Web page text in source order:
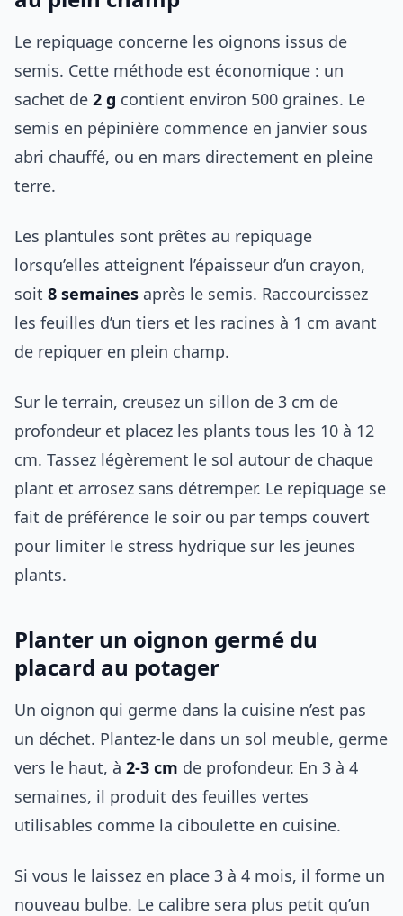
Le repiquage concerne les oignons issus de
semis. Cette méthode est économique : un
sachet de 2 g contient environ 500 graines. Le
semis en pépinière commence en janvier sous
abri chauffé, ou en mars directement en pleine
terre.
Les plantules sont prêtes au repiquage
lorsqu’elles atteignent l’épaisseur d’un crayon,
soit 8 semaines après le semis. Raccourcissez
les feuilles d’un tiers et les racines à 1 cm avant
de repiquer en plein champ.
Sur le terrain, creusez un sillon de 3 cm de
profondeur et placez les plants tous les 10 à 12
cm. Tassez légèrement le sol autour de chaque
plant et arrosez sans détremper. Le repiquage se
fait de préférence le soir ou par temps couvert
pour limiter le stress hydrique sur les jeunes
plants.
Planter un oignon germé du
placard au potager
Un oignon qui germe dans la cuisine n’est pas
un déchet. Plantez-le dans un sol meuble, germe
vers le haut, à 2-3 cm de profondeur. En 3 à 4
semaines, il produit des feuilles vertes
utilisables comme la ciboulette en cuisine.
Si vous le laissez en place 3 à 4 mois, il forme un
nouveau bulbe. Le calibre sera plus petit qu’un